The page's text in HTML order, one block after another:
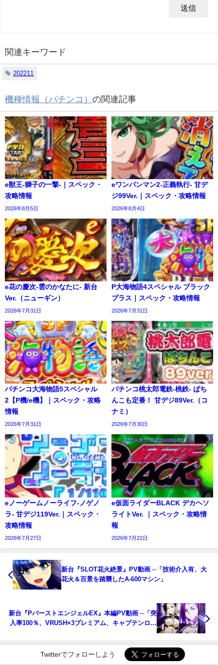
関連キーワード
202211
機種情報（パチンコ） の関連記事
e獣王-獅子の一撃-｜スペック・
攻略情報
2026年8月5日
eワンパンマン2-正義執行- 甘デ
ジ99Ver.｜スペック・攻略情報
2026年8月4日
e花の慶次-雲のかなたに- 新台
Ver.（ニューギン）
2026年7月31日
P大海物語4スペシャル ブラック
プラス｜スペック・攻略情報
2026年7月31日
パチンコ大海物語5スペシャル
2【P機/e機】｜スペック・攻略
情報
2026年7月31日
パチンコ桃太郎電鉄-桃鉄- ぱち
んこも定番！ 甘デジ89Ver.（コ
ナミ）
2026年7月30日
eノーゲームノーライフ-ノゲノ
ラ- 甘デジ119Ver.｜スペック・
攻略情報
2026年7月27日
e仮面ライダーBLACK デカヘソ
ライトVer. ｜スペック・攻略情
報
2026年7月22日
新台『SLOT花火絶景』PV動画 ─「技術介入有、大
花火＆百景を踏襲したA-600マシン」
新台『PバーストエンジェルEX』本編PV動画 ─「突
入率100％、VRUSH×3プレミアム、キャプテンロバ
Twitterでフォローしよう